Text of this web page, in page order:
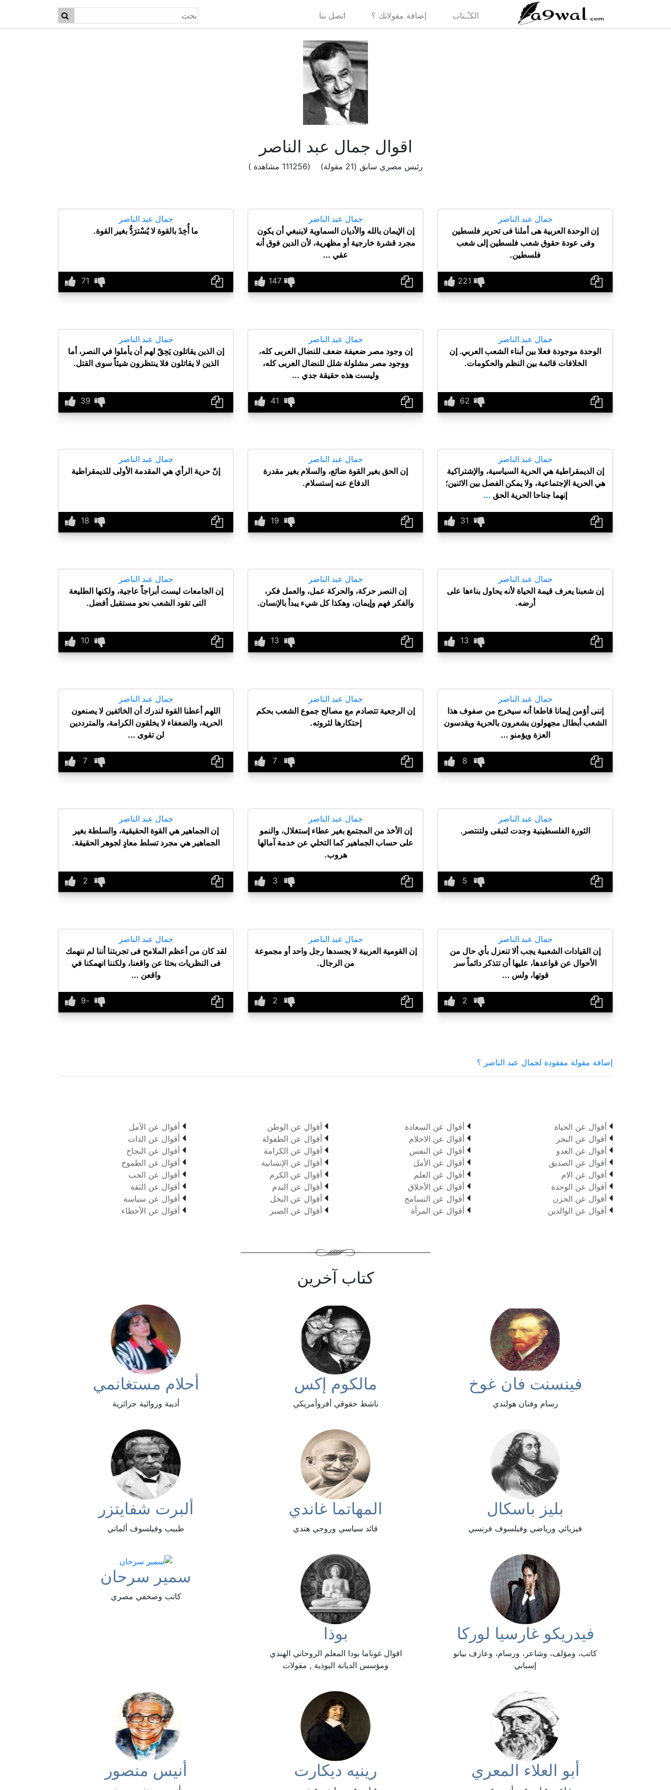
الكـُـتاب إضافة مقولاتك ؟ اتصل بنا
اقوال جمال عبد الناصر
رئيس مصري سابق (21 مقولة) (111256 مشاهدة )
جمال عبد الناصر
إن الوحدة العربية هى أملنا فى تحرير فلسطين
وفى عودة حقوق شعب فلسطين إلى شعب
فلسطين.
جمال عبد الناصر
إن الإيمان بالله والأديان السماوية لاينبغي أن يكون
مجرد قشرة خارجية أو مظهرية، لأن الدين فوق أنه
عقي ...
جمال عبد الناصر
ما أُخِذَ بالقوة لا يُسْترَدُّ بغير القوة.
جمال عبد الناصر
الوحدة موجودة فعلا بين أبناء الشعب العربي. إن
الخلافات قائمة بين النظم والحكومات.
جمال عبد الناصر
إن وجود مصر ضعيفة ضعف للنضال العربى كله،
ووجود مصر مشلولة شلل للنضال العربى كله،
وليست هذه حقيقة جدي ...
جمال عبد الناصر
إن الذين يقاتلون يَحِقّ لهم أن يأملوا في النصر، أما
الذين لا يقاتلون فلا ينتظرون شيئاً سوى القتل.
جمال عبد الناصر
إن الديمقراطية هي الحرية السياسية، والإشتراكية
هي الحرية الإجتماعية، ولا يمكن الفصل بين الاثنين؛
إنهما جناحا الحرية الحق ...
جمال عبد الناصر
إن الحق بغير القوة ضائع، والسلام بغير مقدرة
الدفاع عنه إستسلام.
جمال عبد الناصر
إنّ حرية الرأي هي المقدمة الأولى للديمقراطية
جمال عبد الناصر
إن شعبنا يعرف قيمة الحياة لأنه يحاول بناءها على
أرضه.
جمال عبد الناصر
إن النصر حركة، والحركة عمل، والعمل فكر،
والفكر فهم وإيمان، وهكذا كل شيء يبدأ بالإنسان.
جمال عبد الناصر
إن الجامعات ليست أبراجاً عاجية، ولكنها الطليعة
التى تقود الشعب نحو مستقبل أفضل.
جمال عبد الناصر
إننى أؤمن إيمانا قاطعا أنه سيخرج من صفوف هذا
الشعب أبطال مجهولون يشعرون بالحرية ويقدسون
العزة ويؤمنو ...
جمال عبد الناصر
إن الرجعية تتصادم مع مصالح جموع الشعب بحكم
إحتكارها لثروته.
جمال عبد الناصر
اللهم أعطنا القوة لندرك أن الخائفين لا يصنعون
الحرية، والضعفاء لا يخلقون الكرامة، والمترددين
لن تقوى ...
جمال عبد الناصر
الثورة الفلسطينية وجدت لتبقى ولتنتصر.
جمال عبد الناصر
إن الأخذ من المجتمع بغير عطاء إستغلال، والنمو
على حساب الجماهير كما التخلي عن خدمة آمالها
هروب.
جمال عبد الناصر
إن الجماهير هي القوة الحقيقية، والسلطة بغير
الجماهير هي مجرد تسلط معادٍ لجوهر الحقيقة.
جمال عبد الناصر
إن القيادات الشعبية يجب ألا تنعزل بأي حال من
الأحوال عن قواعدها، عليها أن تتذكر دائماً سر
قوتها، ولس ...
جمال عبد الناصر
إن القومية العربية لا يجسدها رجل واحد أو مجموعة
من الرجال.
جمال عبد الناصر
لقد كان من أعظم الملامح فى تجربتنا أننا لم ننهمك
فى النظريات بحثا عن واقعنا، ولكننا انهمكنا في
واقعن ...
إضافة مقولة مفقودة لجمال عبد الناصر ؟
 أقوال عن الحياة
 أقوال عن البحر
 أقوال عن العدو
 أقوال عن الصديق
 أقوال عن الام
 أقوال عن الوحدة
 أقوال عن الحزن
 أقوال عن الوالدين
 أقوال عن السعادة
 أقوال عن الاحلام
 أقوال عن النفس
 أقوال عن الأمل
 أقوال عن العلم
 أقوال عن الأخلاق
 أقوال عن التسامح
 أقوال عن المرأة
 أقوال عن الوطن
 أقوال عن الطفولة
 أقوال عن الكرامة
 أقوال عن الإنسانية
 أقوال عن الكرم
 أقوال عن الندم
 أقوال عن البخل
 أقوال عن الصبر
 أقوال عن الأمل
 أقوال عن الذات
 أقوال عن النجاح
 أقوال عن الطموح
 أقوال عن الحب
 أقوال عن الثقة
 أقوال عن سياسة
 أقوال عن الأخطاء
كتاب آخرين
فينسنت فان غوخ
رسام وفنان هولندي
مالكوم إكس
ناشط حقوقي أفروأمريكي
أحلام مستغانمي
أديبة وروائية جزائرية
بليز باسكال
فيزيائي ورياضي وفيلسوف فرنسي
المهاتما غاندي
قائد سياسي وروحي هندي
ألبرت شفايتزر
طبيب وفيلسوف ألماني
فيدريكو غارسيا لوركا
كاتب، ومؤلف، وشاعر، ورسام، وعازف بيانو
إسباني
بوذا
اقوال غوتاما بودا المعلم الروحاني الهندي
ومؤسس الديانة البوذية , مقولات
سمير سرحان
كاتب وصحفي مصري
أبو العلاء المعري رينيه ديكارت أنيس منصور